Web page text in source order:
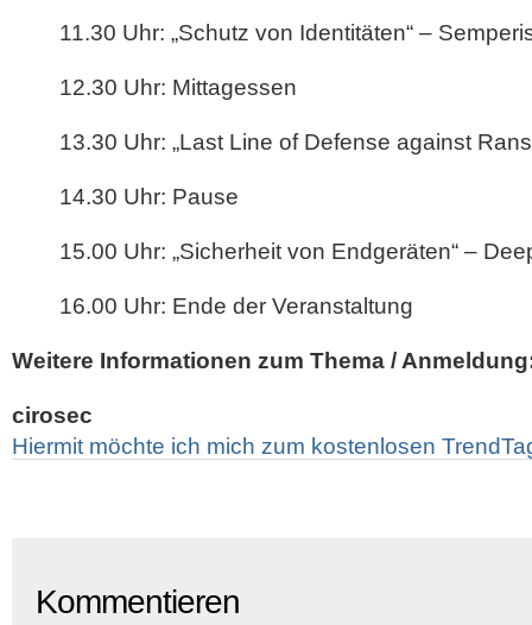
11.30 Uhr: „Schutz von Identitäten“ –
12.30 Uhr: Mittagessen
13.30 Uhr: „Last Line of Defense against
14.30 Uhr: Pause
15.00 Uhr: „Sicherheit von Endgeräten“ –
16.00 Uhr: Ende der Veranstaltung
Weitere Informationen zum Thema /
cirosec
Hiermit möchte ich mich zum kostenlosen
Kommentieren